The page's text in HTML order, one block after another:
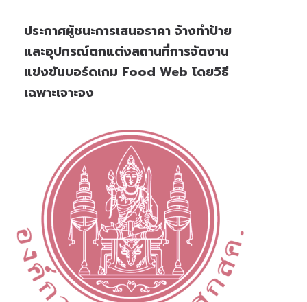
ประกาศผู้ชนะการเสนอราคา จ้างทำป้าย
และอุปกรณ์ตกแต่งสถานที่การจัดงาน
แข่งขันบอร์ดเกม Food Web โดยวิธี
เฉพาะเจาะจง